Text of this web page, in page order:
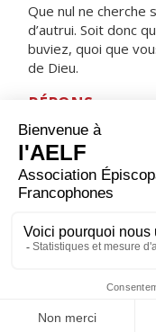
Que nul ne cherche
d’autrui. Soit donc
buviez, quoi que
de Dieu.
RÉPONS
V/ Qu'il est bon de
de chanter pour ton
ORAISON
Dieu qui as révélé
cette justice qui